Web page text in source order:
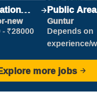
new
₹28000
Public Area
Cleaner
Guntur
Depends on
experience/
more jobs